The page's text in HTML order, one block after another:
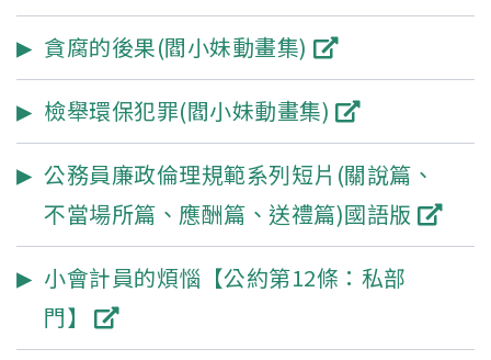
貪腐的後果(閻小妹動畫集)
檢舉環保犯罪(閻小妹動畫集)
公務員廉政倫理規範系列短片(關說篇、
不當場所篇、應酬篇、送禮篇)國語版
小會計員的煩惱【公約第12條：私部
門】